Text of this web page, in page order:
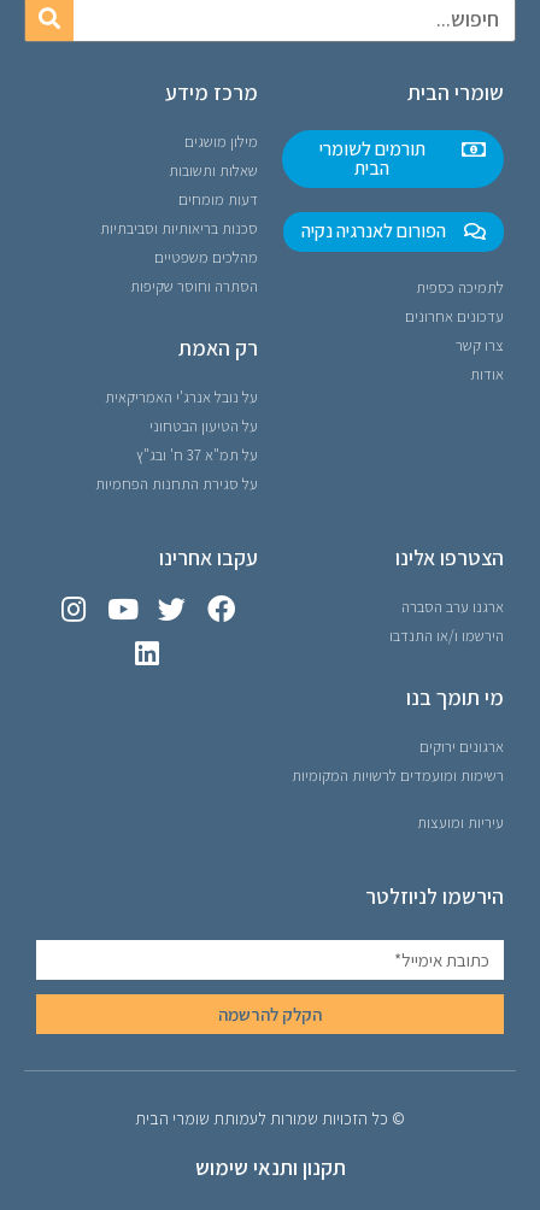
שומרי הבית
תורמים לשומרי
הבית
הפורום לאנרגיה נקיה
לתמיכה כספית
עדכונים אחרונים
צרו קשר
אודות
מרכז מידע
מילון מושגים
שאלות ותשובות
דעות מומחים
סכנות בריאותיות וסביבתיות
מהלכים משפטיים
הסתרה וחוסר שקיפות
רק האמת
על נובל אנרג'י האמריקאית
על הטיעון הבטחוני
על תמ"א 37 ח' ובג"ץ
על סגירת התחנות הפחמיות
הצטרפו אלינו
ארגנו ערב הסברה
הירשמו ו/או התנדבו
מי תומך בנו
ארגונים ירוקים
רשימות ומועמדים לרשויות המקומיות
עיריות ומועצות
עקבו אחרינו
הירשמו לניוזלטר
הקלק להרשמה
© כל הזכויות שמורות לעמותת שומרי הבית
תקנון ותנאי שימוש